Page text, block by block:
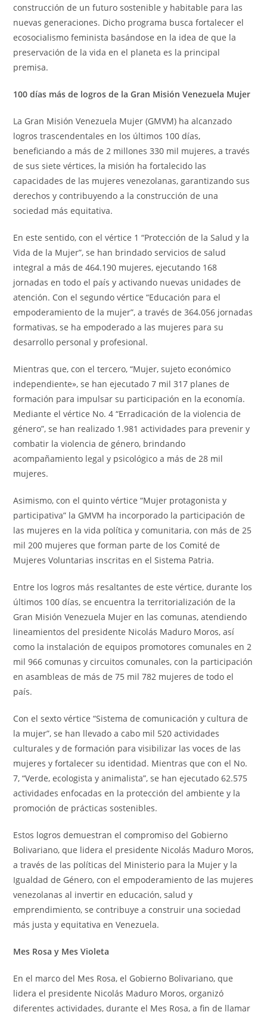
construcción de un futuro sostenible y habitable para las
nuevas generaciones. Dicho programa busca fortalecer el
ecosocialismo feminista basándose en la idea de que la
preservación de la vida en el planeta es la principal
premisa.
100 días más de logros de la Gran Misión Venezuela Mujer
La Gran Misión Venezuela Mujer (GMVM) ha alcanzado
logros trascendentales en los últimos 100 días,
beneficiando a más de 2 millones 330 mil mujeres, a través
de sus siete vértices, la misión ha fortalecido las
capacidades de las mujeres venezolanas, garantizando sus
derechos y contribuyendo a la construcción de una
sociedad más equitativa.
En este sentido, con el vértice 1 “Protección de la Salud y la
Vida de la Mujer”, se han brindado servicios de salud
integral a más de 464.190 mujeres, ejecutando 168
jornadas en todo el país y activando nuevas unidades de
atención. Con el segundo vértice “Educación para el
empoderamiento de la mujer”, a través de 364.056 jornadas
formativas, se ha empoderado a las mujeres para su
desarrollo personal y profesional.
Mientras que, con el tercero, “Mujer, sujeto económico
independiente», se han ejecutado 7 mil 317 planes de
formación para impulsar su participación en la economía.
Mediante el vértice No. 4 “Erradicación de la violencia de
género”, se han realizado 1.981 actividades para prevenir y
combatir la violencia de género, brindando
acompañamiento legal y psicológico a más de 28 mil
mujeres.
Asimismo, con el quinto vértice “Mujer protagonista y
participativa” la GMVM ha incorporado la participación de
las mujeres en la vida política y comunitaria, con más de 25
mil 200 mujeres que forman parte de los Comité de
Mujeres Voluntarias inscritas en el Sistema Patria.
Entre los logros más resaltantes de este vértice, durante los
últimos 100 días, se encuentra la territorialización de la
Gran Misión Venezuela Mujer en las comunas, atendiendo
lineamientos del presidente Nicolás Maduro Moros, así
como la instalación de equipos promotores comunales en 2
mil 966 comunas y circuitos comunales, con la participación
en asambleas de más de 75 mil 782 mujeres de todo el
país.
Con el sexto vértice “Sistema de comunicación y cultura de
la mujer”, se han llevado a cabo mil 520 actividades
culturales y de formación para visibilizar las voces de las
mujeres y fortalecer su identidad. Mientras que con el No.
7, “Verde, ecologista y animalista”, se han ejecutado 62.575
actividades enfocadas en la protección del ambiente y la
promoción de prácticas sostenibles.
Estos logros demuestran el compromiso del Gobierno
Bolivariano, que lidera el presidente Nicolás Maduro Moros,
a través de las políticas del Ministerio para la Mujer y la
Igualdad de Género, con el empoderamiento de las mujeres
venezolanas al invertir en educación, salud y
emprendimiento, se contribuye a construir una sociedad
más justa y equitativa en Venezuela.
Mes Rosa y Mes Violeta
En el marco del Mes Rosa, el Gobierno Bolivariano, que
lidera el presidente Nicolás Maduro Moros, organizó
diferentes actividades, durante el Mes Rosa, a fin de llamar